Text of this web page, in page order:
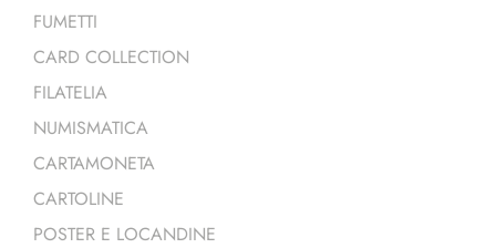
FUMETTI
CARD COLLECTION
FILATELIA
NUMISMATICA
CARTAMONETA
CARTOLINE
POSTER E LOCANDINE